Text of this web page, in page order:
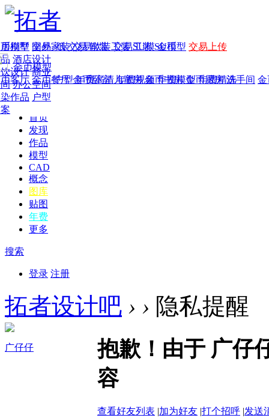
首页
发现
年费 作品 图纸 交易 软装 工装 SU模 金币
年费版块
费图纸 年费户型 年费高清 年费视频 年费模型 年费精选
作品
别墅 国外
酒店设计
设计 商业
办公空间
作品 户型
模型
模型 交易家装 交易软装 交易工装 SU模型 交易上传
金币模型
客厅 金币餐厅 金币卧室 儿童房 金币书房 金币厨房 洗手间 金
CAD
概念
图库
贴图
年费
更多
搜索
登录 注册
拓者设计吧 › › 隐私提醒
广仔仔
抱歉！由于 广仔
容
查看好友列表 |加为好友 |打个招呼 |发送